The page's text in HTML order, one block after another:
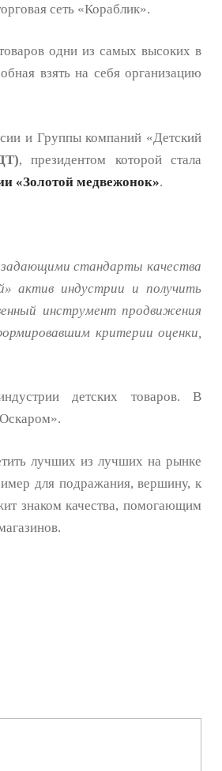
сеть «Кораблик».
одни из самых высоких в
взять на себя организацию
и Группы компаний «Детский
, президентом которой стала
«Золотой медвежонок».
задающими стандарты качества
актив индустрии и получить
инструмент продвижения
критерии оценки,
детских товаров. В
лучших из лучших на рынке
для подражания, вершину, к
знаком качества, помогающим